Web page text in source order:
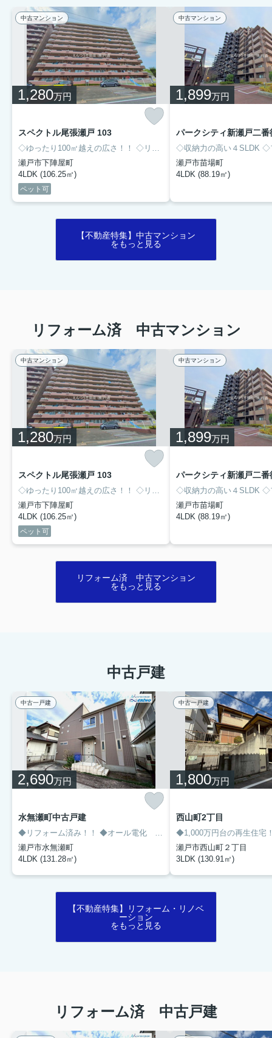
中古マンション
1,280万円
スペクトル尾張瀬戸 103
◇ゆったり100㎡越えの広さ！！
◇リフォーム済み！！
瀬戸市下陣屋町
4LDK (106.25㎡)
ペット可
中古マンション
1,899万円
◇収納力の高い４SLDK ◇
瀬戸市苗場町
4LDK (88.19㎡)
【不動産特集】中古マンション
をもっと見る
リフォーム済 中古マンション
中古マンション
1,280万円
スペクトル尾張瀬戸 103
◇ゆったり100㎡越えの広さ！！
◇リフォーム済み！！
瀬戸市下陣屋町
4LDK (106.25㎡)
ペット可
中古マンション
1,899万円
◇収納力の高い４SLDK ◇
瀬戸市苗場町
4LDK (88.19㎡)
リフォーム済 中古マンション
をもっと見る
中古戸建
中古一戸建
2,690万円
水無瀬町中古戸建
◆リフォーム済み！！ ◆オール電化 太陽光発電付き
◆遊び心満載の
瀬戸市水無瀬町
4LDK (131.28㎡)
中古一戸建
1,800万円
西山町2丁目
◆1,000万円台の再生住宅
瀬戸市西山町２丁目
3LDK (130.91㎡)
【不動産特集】リフォーム・リノベ
ーション
をもっと見る
リフォーム済 中古戸建